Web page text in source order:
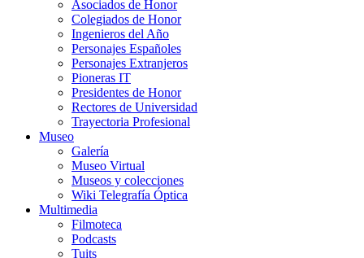
Asociados de Honor
Colegiados de Honor
Ingenieros del Año
Personajes Españoles
Personajes Extranjeros
Pioneras IT
Presidentes de Honor
Rectores de Universidad
Trayectoria Profesional
Museo
Galería
Museo Virtual
Museos y colecciones
Wiki Telegrafía Óptica
Multimedia
Filmoteca
Podcasts
Tuits